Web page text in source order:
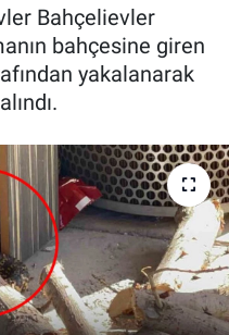
Bahçelievler
bahçesine giren
yakalanarak